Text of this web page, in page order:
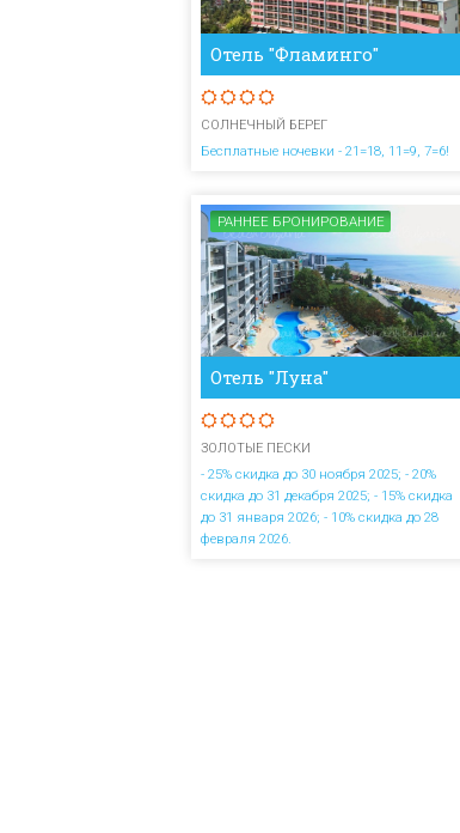
Отель "Фламинго"
СОЛНЕЧНЫЙ БЕРЕГ
Бесплатные ночевки - 21=18, 11=9, 7=6!
РАННЕЕ БРОНИРОВАНИЕ
Отель "Луна"
ЗОЛОТЫЕ ПЕСКИ
- 25% скидка до 30 ноября 2025; - 20%
скидка до 31 декабря 2025; - 15% скидка
до 31 января 2026; - 10% скидка до 28
февраля 2026.